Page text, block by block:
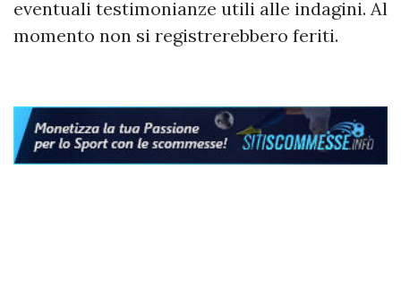
eventuali testimonianze utili alle indagini. Al
momento non si registrerebbero feriti.